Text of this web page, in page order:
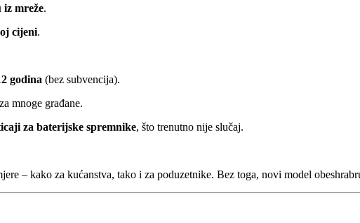
mreže.
cijeni.
godina (bez subvencija).
mnoge građane.
za baterijske spremnike, što trenutno nije slučaj.
– kako za kućanstva, tako i za poduzetnike. Bez toga, novi model